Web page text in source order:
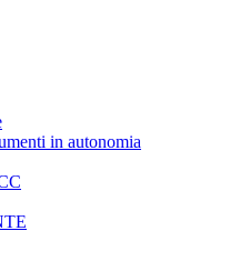
in autonomia